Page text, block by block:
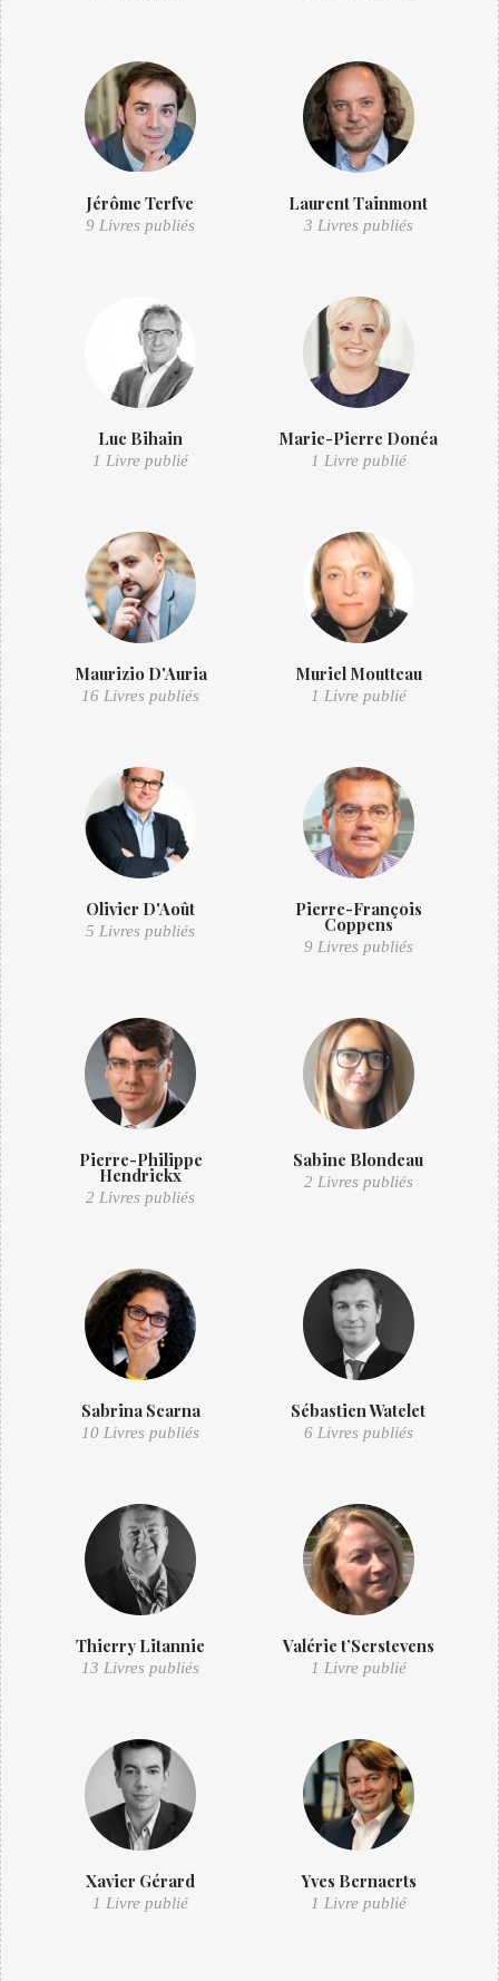
Jérôme Terfve
9 Livres publiés
Laurent Tainmont
3 Livres publiés
Luc Bihain
1 Livre publié
Marie-Pierre Donéa
1 Livre publié
Maurizio D'Auria
16 Livres publiés
Muriel Moutteau
1 Livre publié
Olivier D'Août
5 Livres publiés
Pierre-François
Coppens
9 Livres publiés
Pierre-Philippe
Hendrickx
2 Livres publiés
Sabine Blondeau
2 Livres publiés
Sabrina Scarna
10 Livres publiés
Sébastien Watelet
6 Livres publiés
Thierry Litannie
13 Livres publiés
Valérie t’Serstevens
1 Livre publié
Xavier Gérard
1 Livre publié
Yves Bernaerts
1 Livre publié